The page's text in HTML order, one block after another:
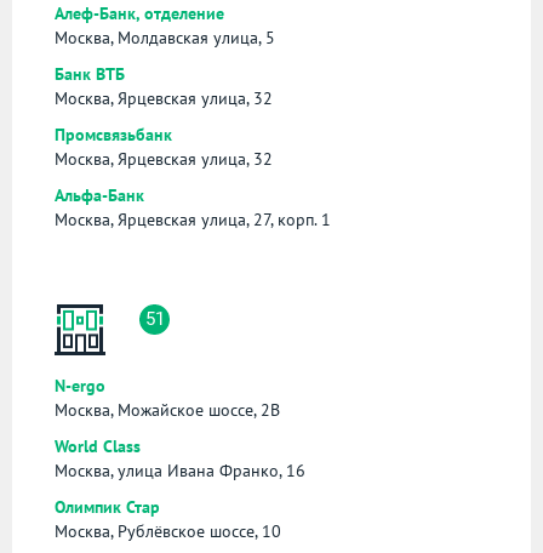
Алеф-Банк, отделение
Москва, Молдавская улица, 5
Банк ВТБ
Москва, Ярцевская улица, 32
Промсвязьбанк
Москва, Ярцевская улица, 32
Альфа-Банк
Москва, Ярцевская улица, 27, корп. 1
51
N-ergo
Москва, Можайское шоссе, 2В
World Class
Москва, улица Ивана Франко, 16
Олимпик Стар
Москва, Рублёвское шоссе, 10